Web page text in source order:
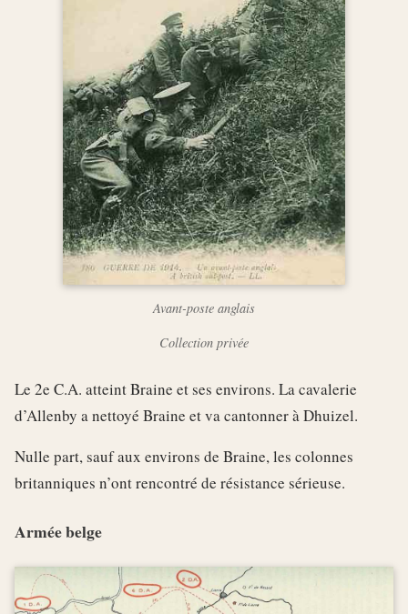
Avant-poste anglais
Collection privée
Le 2e C.A. atteint Braine et ses environs. La cavalerie
d’Allenby a nettoyé Braine et va cantonner à Dhuizel.
Nulle part, sauf aux environs de Braine, les colonnes
britanniques n’ont rencontré de résistance sérieuse.
Armée belge